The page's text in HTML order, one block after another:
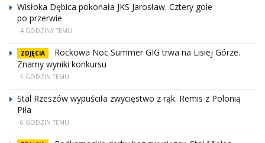
Wisłoka Dębica pokonała JKS Jarosław. Cztery gole
po przerwie
4 GODZINY TEMU
ZDJĘCIA
Rockowa Noc Summer GIG trwa na Lisiej Górze.
Znamy wyniki konkursu
5 GODZIN TEMU
Stal Rzeszów wypuściła zwycięstwo z rąk. Remis z Polonią
Piła
6 GODZIN TEMU